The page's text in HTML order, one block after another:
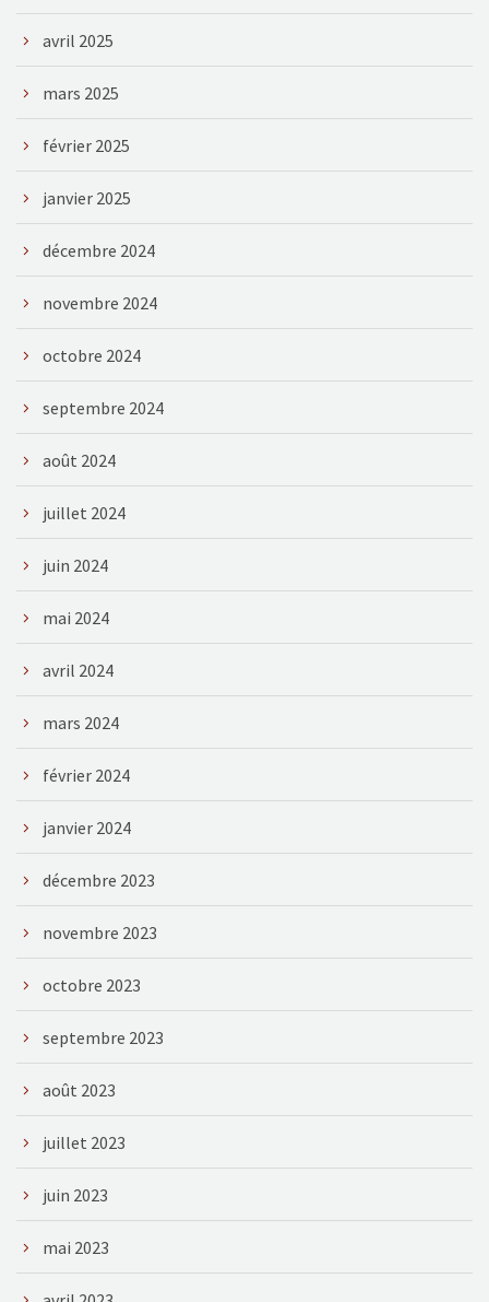
avril 2025
mars 2025
février 2025
janvier 2025
décembre 2024
novembre 2024
octobre 2024
septembre 2024
août 2024
juillet 2024
juin 2024
mai 2024
avril 2024
mars 2024
février 2024
janvier 2024
décembre 2023
novembre 2023
octobre 2023
septembre 2023
août 2023
juillet 2023
juin 2023
mai 2023